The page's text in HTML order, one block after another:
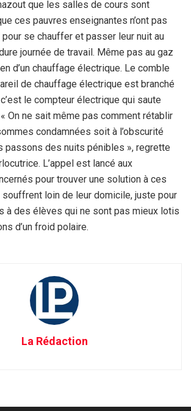
que les salles de cours sont
ces pauvres enseignantes n’ont pas
se chauffer et passer leur nuit au
journée de travail. Même pas au gaz
d’un chauffage électrique. Le comble
de chauffage électrique est branché
le compteur électrique qui saute
On ne sait même pas comment rétablir
condamnées soit à l’obscurité
passons des nuits pénibles », regrette
L’appel est lancé aux
pour trouver une solution à ces
loin de leur domicile, juste pour
à des élèves qui ne sont pas mieux lotis
d’un froid polaire.
La Rédaction